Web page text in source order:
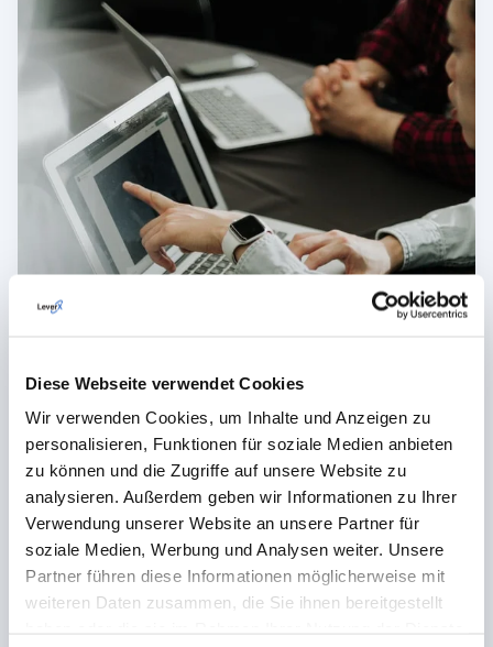
Diese Webseite verwendet Cookies
Wir verwenden Cookies, um Inhalte und Anzeigen zu
personalisieren, Funktionen für soziale Medien anbieten
zu können und die Zugriffe auf unsere Website zu
analysieren. Außerdem geben wir Informationen zu Ihrer
Verwendung unserer Website an unsere Partner für
soziale Medien, Werbung und Analysen weiter. Unsere
Partner führen diese Informationen möglicherweise mit
weiteren Daten zusammen, die Sie ihnen bereitgestellt